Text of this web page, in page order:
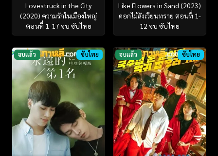
Lovestruck in the City
(2020) ความรักในเมืองใหญ่
ตอนที่ 1-17 จบ ซับไทย
Like Flowers in Sand (2023)
ดอกไม้สังเวียนทราย ตอนที่ 1-
12 จบ ซับไทย
จบแล้ว ซับไทย จบแล้ว ซับไทย